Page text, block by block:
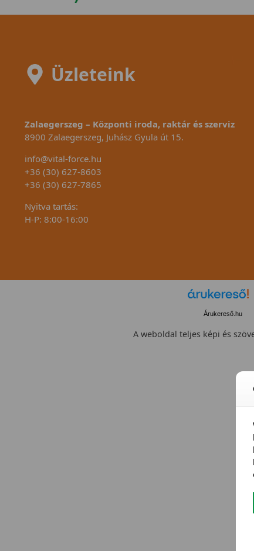
Üzleteink
Zalaegerszeg – Központi iroda, raktár és szerviz
8900 Zalaegerszeg, Juhász Gyula út 15.
info@vital-force.hu
+36 (30) 627-8603
+36 (30) 627-7865
Nyitva tartás:
H-P: 8:00-16:00
Árukereső.hu
A weboldal teljes képi és